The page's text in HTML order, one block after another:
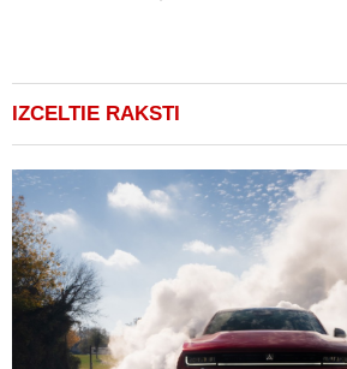
IZCELTIE RAKSTI